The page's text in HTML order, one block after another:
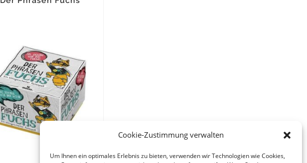
Cookie-Zustimmung verwalten
Um Ihnen ein optimales Erlebnis zu bieten, verwenden wir Technologien wie Cookies,